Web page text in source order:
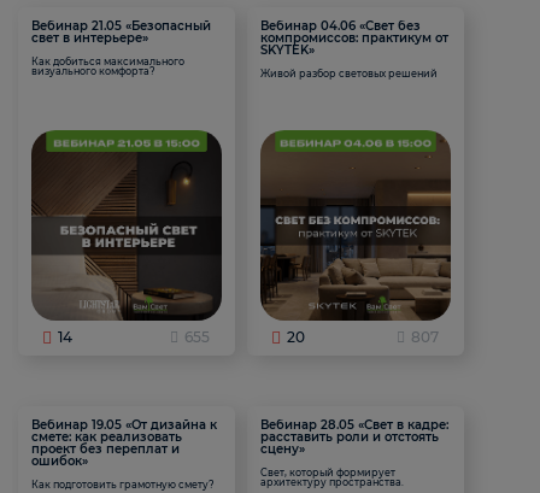
Вебинар 21.05 «Безопасный
свет в интерьере»
Как добиться максимального
визуального комфорта?
14 655
Вебинар 04.06 «Свет без
компромиссов: практикум от
SKYTEK»
Живой разбор световых решений
20 807
Вебинар 19.05 «От дизайна к
смете: как реализовать
проект без переплат и
ошибок»
Как подготовить грамотную смету?
Вебинар 28.05 «Свет в кадре:
расставить роли и отстоять
сцену»
Свет, который формирует
архитектуру пространства.